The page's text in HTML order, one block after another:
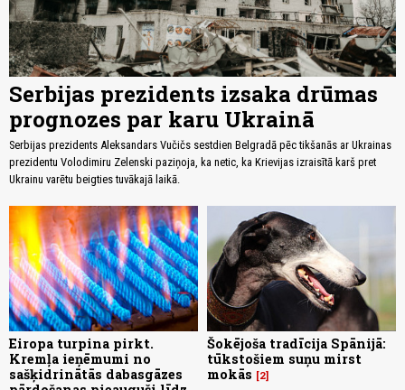
Serbijas prezidents izsaka drūmas
prognozes par karu Ukrainā
Serbijas prezidents Aleksandars Vučičs sestdien Belgradā pēc tikšanās ar Ukrainas
prezidentu Volodimiru Zelenski paziņoja, ka netic, ka Krievijas izraisītā karš pret
Ukrainu varētu beigties tuvākajā laikā.
Eiropa turpina pirkt.
Kremļa ieņēmumi no
sašķidrinātās dabasgāzes
Šokējoša tradīcija Spānijā:
tūkstošiem suņu mirst
mokās
2